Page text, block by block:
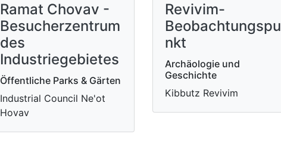
Ramat Chovav -
Besucherzentrum
des
Industriegebietes
Öffentliche Parks & Gärten
Industrial Council Ne'ot
Hovav
Revivim-
Beobachtungspu
nkt
Archäologie und
Geschichte
Kibbutz Revivim